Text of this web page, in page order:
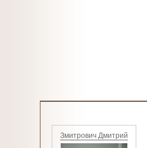
Змитрович Дмитрий